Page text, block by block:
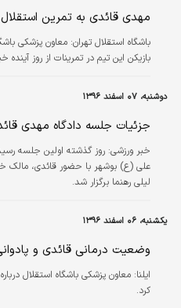
مهدی قائدی به تمرین
باشگاه استقلال تهران: معاون پزشکی
بازیکن این تیم در تمرینات از روز آینده
دوشنبه، ۰۷ اسفند ۱۳۹۶
جزئیات جلسه دادگاه مهدی
خبر ورزشی: روز گذشته اولین جلسه
علی (ع) بوشهر با حضور قائدی، مالک
لیلی رهنما برگزار شد.
یکشنبه، ۰۶ اسفند ۱۳۹۶
وضعیت درمانی قائدی و
ایلنا: معاون پزشکی باشگاه استقلال
کرد.